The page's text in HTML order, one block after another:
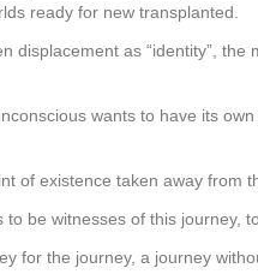
ready for new transplanted.
displacement as “identity”,
wants to have its
of existence taken away from
be witnesses of this journey,
for the journey, a journey